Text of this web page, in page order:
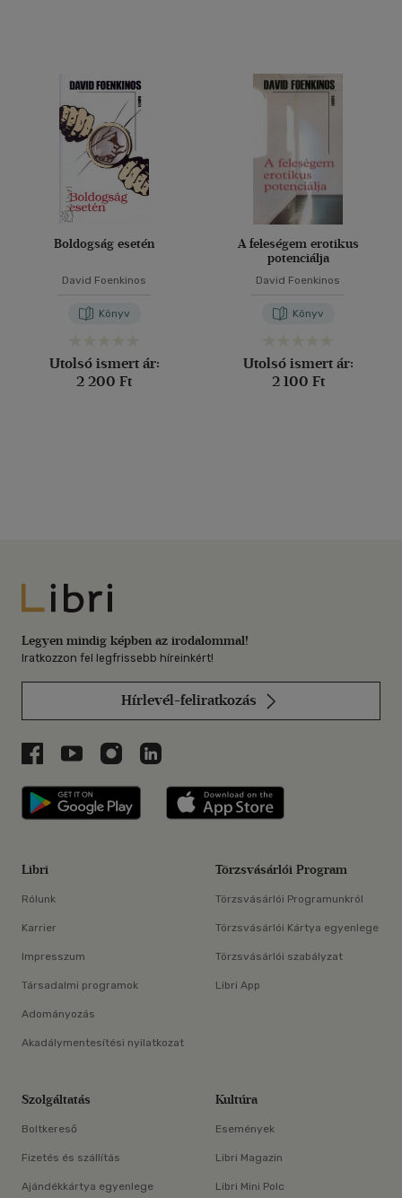
Boldogság esetén
David Foenkinos
Könyv
Utolsó ismert ár:
2 200 Ft
A feleségem erotikus
potenciálja
David Foenkinos
Könyv
Utolsó ismert ár:
2 100 Ft
Libri
Legyen mindig képben az irodalommal!
Iratkozzon fel legfrissebb híreinkért!
Hírlevél-feliratkozás
Libri a Facebookon
Libri a Youtube-on
Libri az Instagramon
Libri a LinkedInen
Libri applikáció Szerezd meg: Google
Libri
Rólunk
Karrier
Impresszum
Társadalmi programok
Adományozás
Akadálymentesítési nyilatkozat
Törzsvásárlói Program
Törzsvásárlói Programunkról
Törzsvásárlói Kártya egyenlege
Törzsvásárlói szabályzat
Libri App
Szolgáltatás
Boltkereső
Fizetés és szállítás
Ajándékkártya egyenlege
Kultúra
Események
Libri Magazin
Libri Mini Polc